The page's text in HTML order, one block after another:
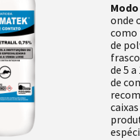
onde
como
de
de 5
de